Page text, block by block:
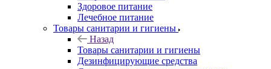
Здоровое питание
Лечебное питание
Товары санитарии и гигиены
Назад
Товары санитарии и гигиены
Дезинфицирующие средства